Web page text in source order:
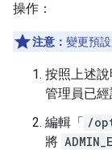
操作：
注意： 變更預
按照上述
管理員已經
編輯「 /
將